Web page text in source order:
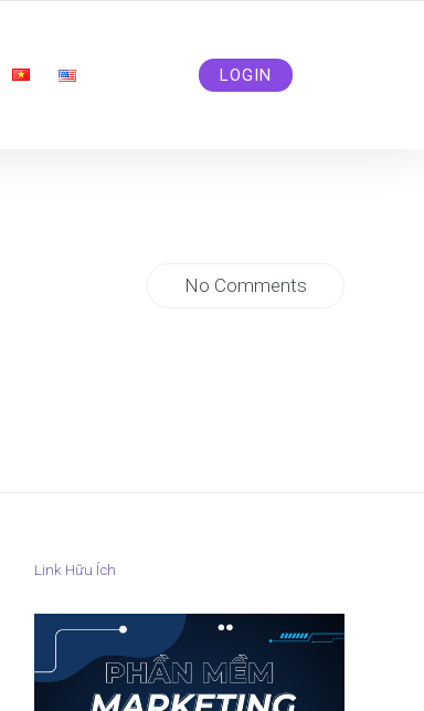
LOGIN
No Comments
Link Hữu Ích